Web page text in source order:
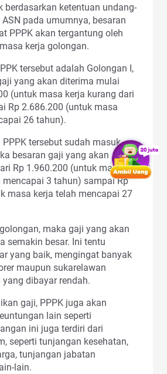
berdasarkan ketentuan undang-
pada umumnya, besaran
PPPK akan tergantung oleh
kerja golongan.
tersebut adalah Golongan I,
yang akan diterima mulai
(untuk masa kerja kurang dari
Rp 2.686.200 (untuk masa
26 tahun).
tersebut sudah masuk
besaran gaji yang akan
Rp 1.960.200 (untuk masa
mencapai 3 tahun) sampai Rp
masa kerja telah mencapai 27
maka gaji yang akan
semakin besar. Ini tentu
yang baik, mengingat banyak
maupun sukarelawan
dibayar rendah.
gaji, PPPK juga akan
lain seperti
ini juga terdiri dari
seperti tunjangan kesehatan,
tunjangan jabatan
lain.